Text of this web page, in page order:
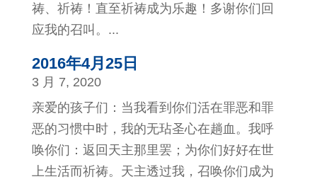
祷、祈祷！直至祈祷成为乐趣！多谢你们回
应我的召叫。...
2016年4月25日
3 月 7, 2020
亲爱的孩子们：当我看到你们活在罪恶和罪
恶的习惯中时，我的无玷圣心在趟血。我呼
唤你们：返回天主那里罢；为你们好好在世
上生活而祈祷。天主透过我，召唤你们成为